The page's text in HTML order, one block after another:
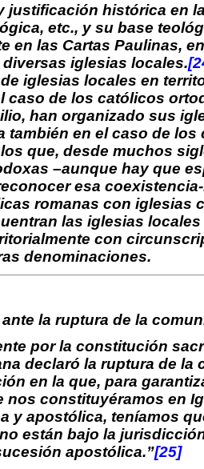
justificación histórica en
etc., y su base
en las Cartas Paulinas,
iglesias locales.
iglesias locales en
caso de los católicos
han organizado sus
también en el caso de
que, desde muchos
–aunque hay que
esa
romanas con iglesias
las iglesias
con
denominaciones.
la ruptura de la
por la constitución
declaró la ruptura de
en la que, para
nos constituyéramos en
y apostólica, teníamos
están bajo la
apostólica.”[25]